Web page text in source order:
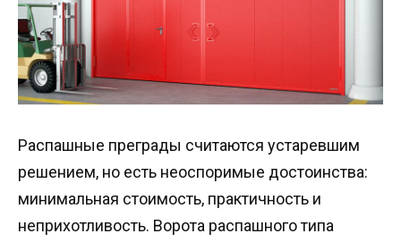
Распашные преграды считаются устаревшим
решением, но есть неоспоримые достоинства:
минимальная стоимость, практичность и
неприхотливость. Ворота распашного типа